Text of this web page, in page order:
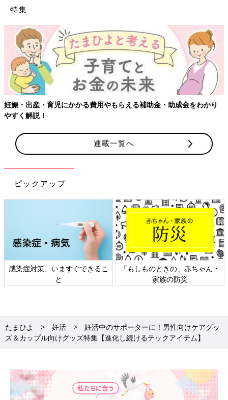
特集
【ワクチン接種できるものも】妊婦の感染症対策、知っておいて！
連載一覧へ
ピックアップ
日本外来小児科学会リーフレッ
ト検討会
六星占術 細木かおりさんの人生
相談
たまひよ 妊活
妊活中のサポーターに！男性向けケアグッ
ズ＆カップル向けグッズ特集【進化し続けるテックアイテム】